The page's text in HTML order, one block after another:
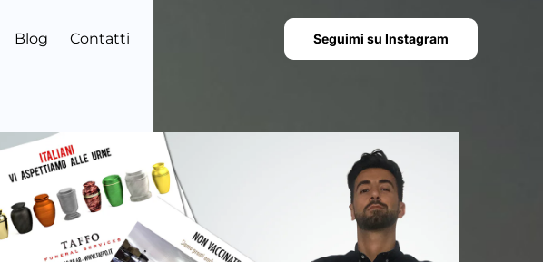
Blog Contatti Seguimi su Instagram